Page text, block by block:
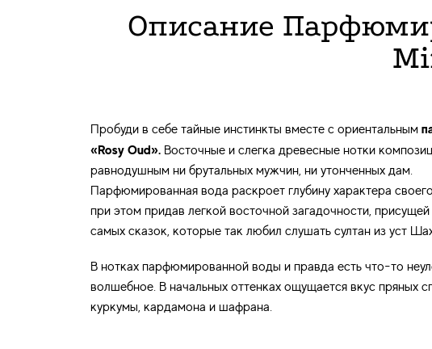
Описание
Пробуди в себе тайные инстинкты вместе с ориентальным
«Rosy Oud». Восточные и слегка древесные нотки
равнодушным ни брутальных мужчин, ни утонченных дам.
Парфюмированная вода раскроет глубину характера
при этом придав легкой восточной загадочности, присущей
самых сказок, которые так любил слушать султан из уст
В нотках парфюмированной воды и правда есть что-то
волшебное. В начальных оттенках ощущается вкус пряных
куркумы, кардамона и шафрана.